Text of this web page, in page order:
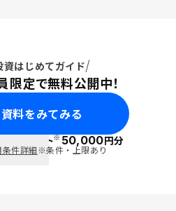
資はじめてガイド
限定で無料公開中！
料をみてみる
ポイント※50,000円分
件詳細※条件・上限あり